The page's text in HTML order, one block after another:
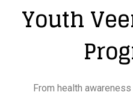
Youth
From health